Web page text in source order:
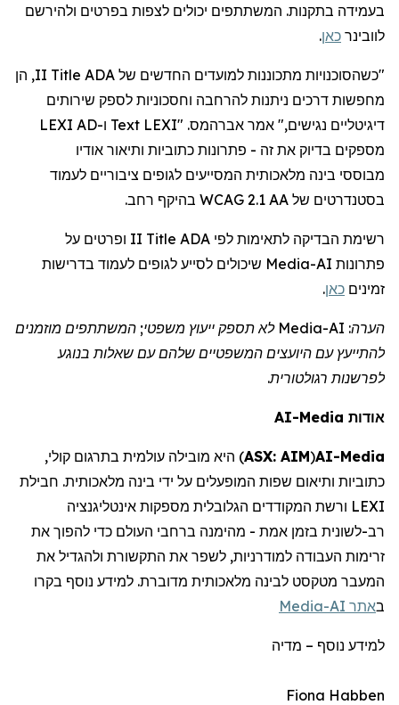
בעמידה בתקנות. המשתתפים יכולים לצפות בפרטים ולהירשם
לוובינר כאן.
"כשהסוכנויות מתכוננות למועדים החדשים של ADA Title
II, הן
מחפשות דרכים ניתנות להרחבה וחסכוניות לספק שירותים
דיגיטליים נגישים," אמר אברהמס. "LEXI
Text
ו-LEXI AD
מספקים בדיוק את זה - פתרונות כתוביות ותיאור אודיו
מבוססי בינה מלאכותית המסייעים לגופים ציבוריים לעמוד
בסטנדרטים של WCAG 2.1 AA בהיקף רחב.
רשימת הבדיקה לתאימות לפי ADA Title
II ופרטים על
פתרונות AI-
Media שיכולים לסייע לגופים לעמוד בדרישות
זמינים כאן.
הערה: AI- Media לא תספק ייעוץ משפטי; המשתתפים מוזמנים
להתייעץ עם היועצים המשפטיים שלהם עם שאלות בנוגע
לפרשנות רגולטורית.
אודות AI-Media
AI-Media
(
ASX: AIM
) היא מובילה עולמית בתרגום קולי,
כתוביות ותיאום שפות המופעלים על ידי בינה מלאכותית. חבילת
LEXI ורשת המקודדים הגלובלית מספקות אינטליגנציה
רב-לשונית בזמן אמת - מהימנה ברחבי העולם כדי להפוך את
זרימות העבודה למודרניות, לשפר את התקשורת ולהגדיל את
המעבר מטקסט לבינה מלאכותית מדוברת. למידע נוסף בקרו
באתר AI- Media
למידע נוסף – מדיה
Fiona Habben